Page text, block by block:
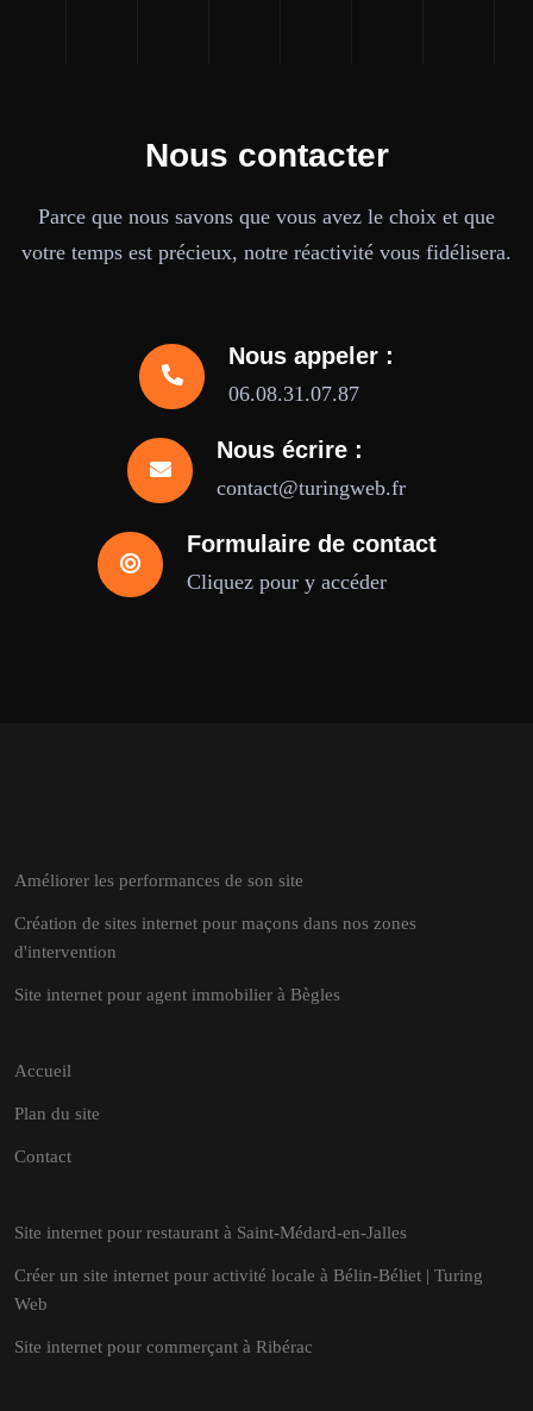
Nous contacter
Parce que nous savons que vous avez le choix et que
votre temps est précieux, notre réactivité vous fidélisera.
Nous appeler :
06.08.31.07.87
Nous écrire :
contact@turingweb.fr
Formulaire de contact
Cliquez pour y accéder
Améliorer les performances de son site
Création de sites internet pour maçons dans nos zones
d'intervention
Site internet pour agent immobilier à Bègles
Accueil
Plan du site
Contact
Site internet pour restaurant à Saint-Médard-en-Jalles
Créer un site internet pour activité locale à Bélin-Béliet | Turing
Web
Site internet pour commerçant à Ribérac